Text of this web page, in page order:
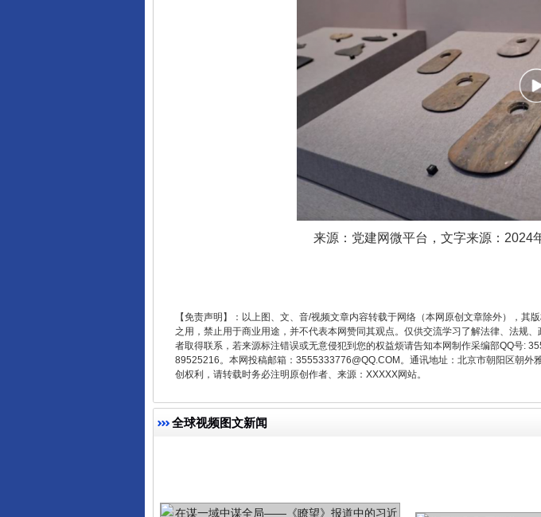
来源：党建网微平台，文字来源：2024
【免责声明】：以上图、文、音/视频文章内容转载于网络（本网原创文章除外），
之用，禁止用于商业用途，并不代表本网赞同其观点。仅供交流学习了解法律、法规
者取得联系，若来源标注错误或无意侵犯到您的权益烦请告知本网制作采编部QQ号:
89525216。本网投稿邮箱：3555333776@QQ.COM。通讯地址：北京市朝阳区朝
创权利，请转载时务必注明原创作者、来源：XXXXX网站。
全球视频图文新闻
网上购药对药下症？
茶叶“炒